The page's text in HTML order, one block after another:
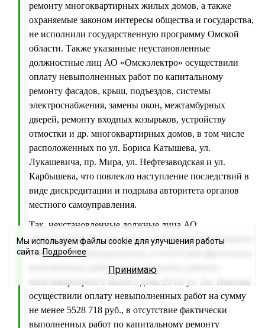
ремонту многоквартирных жилых домов, а также
охраняемые законом интересы общества и государства,
не исполнили государственную программу Омской
области. Также указанные неустановленные
должностные лиц АО «Омскэлектро» осуществили
оплату невыполненных работ по капитальному
ремонту фасадов, крыш, подъездов, системы
электроснабжения, замены окон, межтамбурных
дверей, ремонту входных козырьков, устройству
отмостки и др. многоквартирных домов, в том числе
расположенных по ул. Бориса Катышева, ул.
Лукашевича, пр. Мира, ул. Нефтезаводская и ул.
Карбышева, что повлекло наступление последствий в
виде дискредитации и подрыва авторитета органов
местного самоуправления.
Так, неустановленные должные лица АО
«Омскэлектро» в нарушение требований федерального
и местного законодательства, в отсутствие фактически
выполненных работ по капитальному ремонту
многоквартирного жилого дома 25 по ул. Ак. Павлова
осуществили оплату невыполненных работ на сумму
не менее 5528 718 руб., в отсутствие фактически
выполненных работ по капитальному ремонту
Мы используем файлы cookie для улучшения работы
сайта. Подробнее
Принимаю